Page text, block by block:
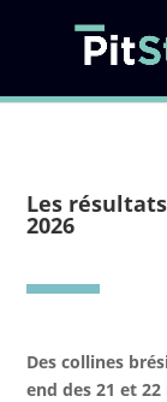
Les
2026
Des collines
end des 21 et